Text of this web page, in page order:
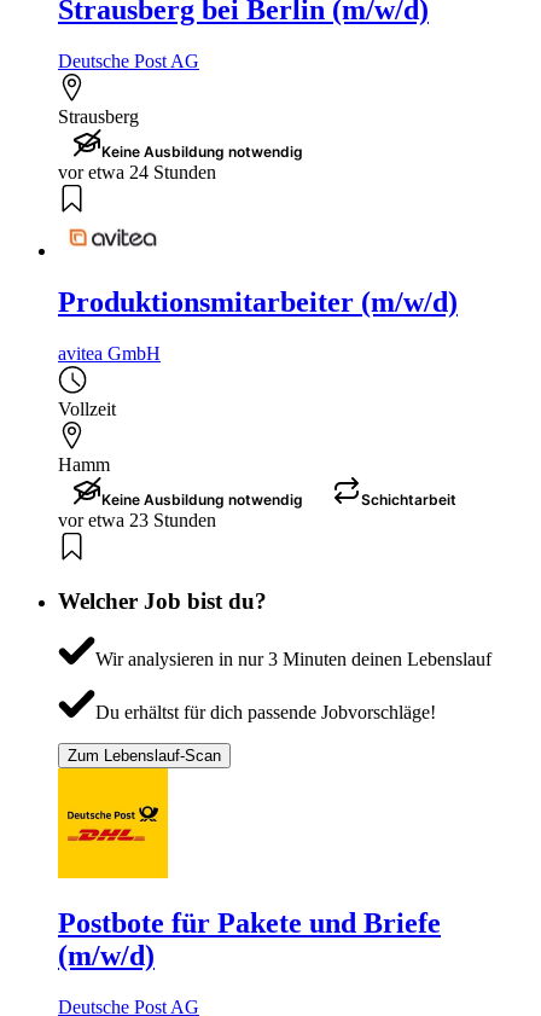
Strausberg bei Berlin (m/w/d)
Deutsche Post AG
Strausberg
Keine Ausbildung notwendig
vor etwa 24 Stunden
Produktionsmitarbeiter (m/w/d)
avitea GmbH
Vollzeit
Hamm
Keine Ausbildung notwendig Schichtarbeit
vor etwa 23 Stunden
Welcher Job bist du?
Wir analysieren in nur 3 Minuten deinen Lebenslauf
Du erhältst für dich passende Jobvorschläge!
Zum Lebenslauf-Scan
Postbote für Pakete und Briefe
(m/w/d)
Deutsche Post AG